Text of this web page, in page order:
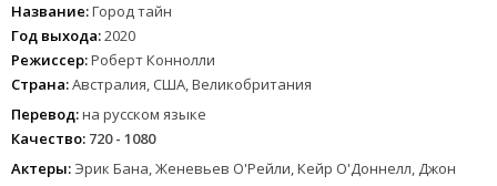
Название:Город тайн
Год выхода:2020
Режиссер:Роберт Коннолли
Страна:Австралия, США, Великобритания
Перевод:на русском языке
Качество: 720 - 1080
Актеры: Эрик Бана, Женевьев О'Рейли, Кейр О'Доннелл, Джон